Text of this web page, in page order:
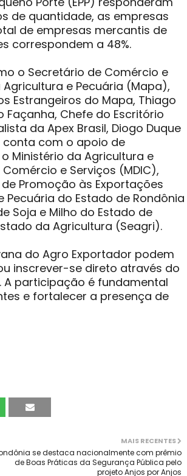
de quantidade, as empresas
de empresas mercantis de
correspondem a 48%.
o Secretário de Comércio e
e Pecuária (Mapa),
Estrangeiros do Mapa, Thiago
Façanha, Chefe do Escritório
da Apex Brasil, Diogo Duque
conta com o apoio de
Ministério da Agricultura e
e Serviços (MDIC),
Promoção às Exportações
do Estado de Rondônia
Soja e Milho do Estado de
da Agricultura (Seagri).
do Agro Exportador podem
inscrever-se direto através do
. A participação é fundamental
e fortalecer a presença de
MAIS RECENTES
se destaca nacionalmente com prêmio
de Boas Práticas da Segurança Pública pelo
projeto Anjos por Anjos